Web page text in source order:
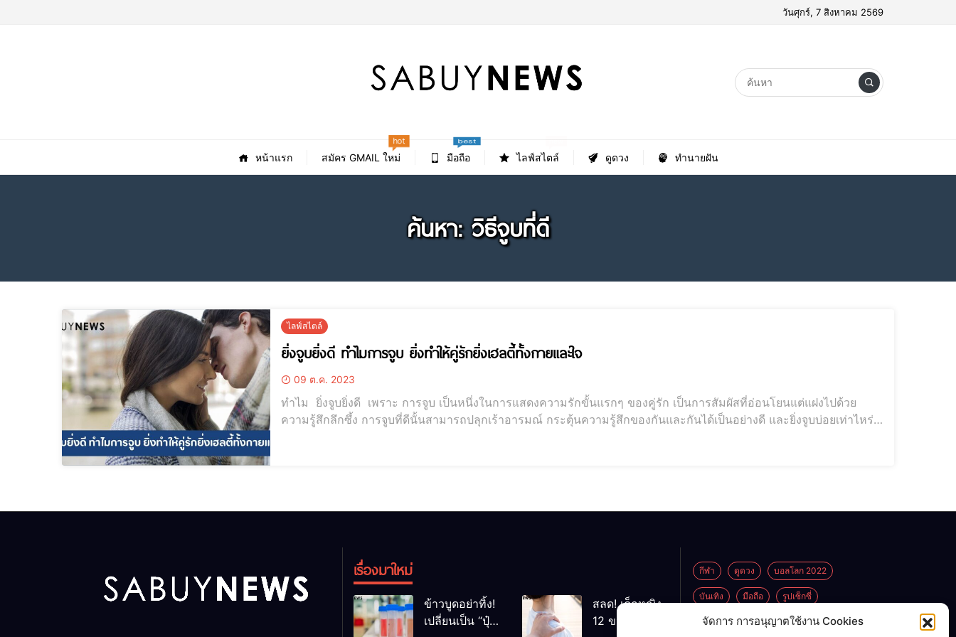
จัดการ การอนุญาตใช้งาน Cookies
วันศุกร์, 7 สิงหาคม 2569
หน้าแรก สมัคร GMAIL ใหม่
hot
มือถือ
best
ไลฟ์สไตล์ ดูดวง ทำนายฝัน
ค้นหา: วิธีจูบที่ดี
ไลฟ์สไตล์
ยิ่งจูบยิ่งดี ทำไมการจูบ ยิ่งทำให้คู่รักยิ่งเฮลตี้ทั้งกายและใจ
09 ต.ค. 2023
ทำไม ยิ่งจูบยิ่งดี เพราะ การจูบ เป็นหนึ่งในการแสดงความรักขั้นแรกๆ ของคู่รัก เป็นการสัมผัสที่อ่อนโยนแต่แฝงไปด้วย
ความรู้สึกลึกซึ้ง การจูบที่ดีนั้นสามารถปลุกเร้าอารมณ์ กระตุ้นความรู้สึกของกันและกันได้เป็นอย่างดี และยิ่งจูบบ่อยเท่าไหร่
เรื่องมาใหม่
ข้าวบูดอย่าทิ้ง!
เปลี่ยนเป็น “ปุ๋ย
สลด! เด็กหญิง
12 ขวบ ถูกพ่อ
กีฬา ดูดวง บอลโลก 2022
บันเทิง มือถือ รูปเซ็กซี่
ไลฟ์สไตล์